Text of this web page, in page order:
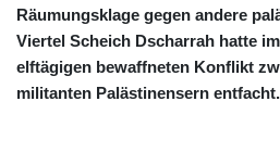
Räumungsklage gegen andere
Viertel Scheich Dscharrah hatte
elftägigen bewaffneten Konflikt
militanten Palästinensern entfacht.